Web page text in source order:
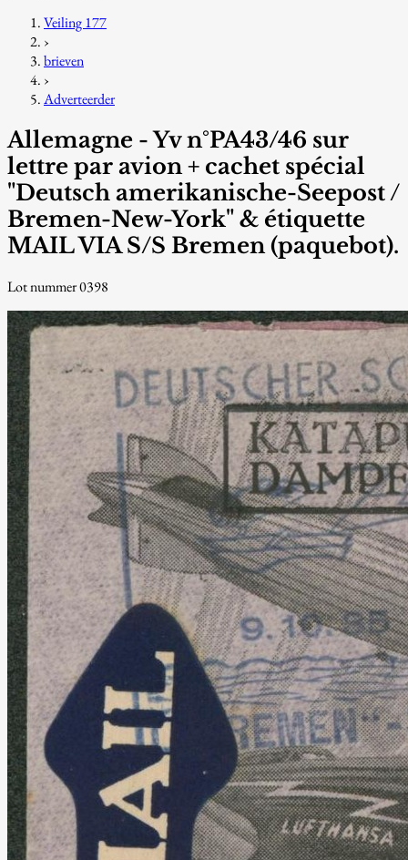
Veiling 177
›
brieven
›
Adverteerder
Allemagne - Yv n°PA43/46 sur
lettre par avion + cachet spécial
"Deutsch amerikanische-Seepost /
Bremen-New-York" & étiquette
MAIL VIA S/S Bremen (paquebot).
Lot nummer 0398